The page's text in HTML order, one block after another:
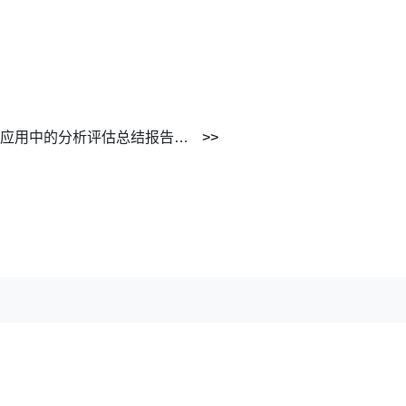
开远市关于暴雨强度公式在实际应用中的分析评估总结报告 2017.doc